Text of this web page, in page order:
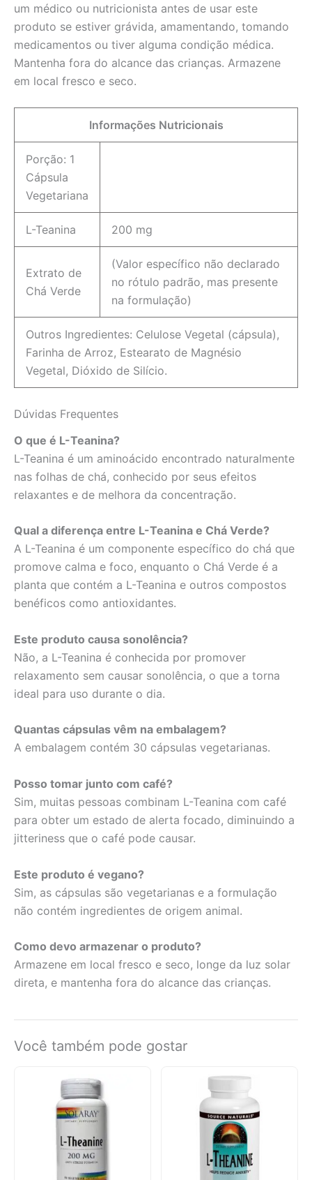
um médico ou nutricionista antes de usar este
produto se estiver grávida, amamentando, tomando
medicamentos ou tiver alguma condição médica.
Mantenha fora do alcance das crianças. Armazene
em local fresco e seco.
Informações Nutricionais
Porção: 1
Cápsula
Vegetariana
L-Teanina 200 mg
Extrato de
Chá Verde
(Valor específico não declarado
no rótulo padrão, mas presente
na formulação)
Outros Ingredientes: Celulose Vegetal (cápsula),
Farinha de Arroz, Estearato de Magnésio
Vegetal, Dióxido de Silício.
Dúvidas Frequentes
O que é L-Teanina?
L-Teanina é um aminoácido encontrado naturalmente
nas folhas de chá, conhecido por seus efeitos
relaxantes e de melhora da concentração.
Qual a diferença entre L-Teanina e Chá Verde?
A L-Teanina é um componente específico do chá que
promove calma e foco, enquanto o Chá Verde é a
planta que contém a L-Teanina e outros compostos
benéficos como antioxidantes.
Este produto causa sonolência?
Não, a L-Teanina é conhecida por promover
relaxamento sem causar sonolência, o que a torna
ideal para uso durante o dia.
Quantas cápsulas vêm na embalagem?
A embalagem contém 30 cápsulas vegetarianas.
Posso tomar junto com café?
Sim, muitas pessoas combinam L-Teanina com café
para obter um estado de alerta focado, diminuindo a
jitteriness que o café pode causar.
Este produto é vegano?
Sim, as cápsulas são vegetarianas e a formulação
não contém ingredientes de origem animal.
Como devo armazenar o produto?
Armazene em local fresco e seco, longe da luz solar
direta, e mantenha fora do alcance das crianças.
Você também pode gostar